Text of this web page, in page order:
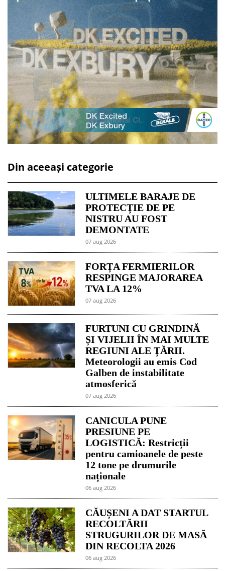
Din aceeași categorie
ULTIMELE BARAJE DE
PROTECȚIE DE PE
NISTRU AU FOST
DEMONTATE
07 aug 2026
FORȚA FERMIERILOR
RESPINGE MAJORAREA
TVA LA 12%
07 aug 2026
FURTUNI CU GRINDINĂ
ȘI VIJELII ÎN MAI MULTE
REGIUNI ALE ȚĂRII.
Meteorologii au emis Cod
Galben de instabilitate
atmosferică
07 aug 2026
CANICULA PUNE
PRESIUNE PE
LOGISTICĂ: Restricții
pentru camioanele de peste
12 tone pe drumurile
naționale
06 aug 2026
CĂUȘENI A DAT STARTUL
RECOLTĂRII
STRUGURILOR DE MASĂ
DIN RECOLTA 2026
06 aug 2026